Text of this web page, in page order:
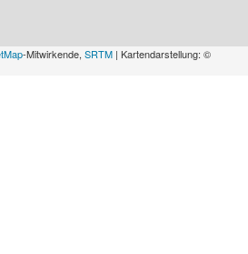
-Mitwirkende, SRTM | Kartendarstellung: ©